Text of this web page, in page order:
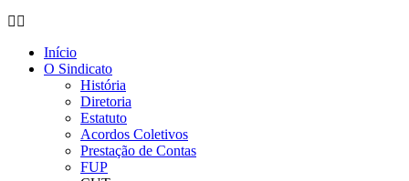
Início
O Sindicato
História
Diretoria
Estatuto
Acordos Coletivos
Prestação de Contas
FUP